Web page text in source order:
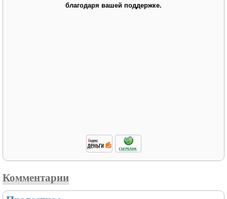
благодаря вашей поддержке.
Комментарии